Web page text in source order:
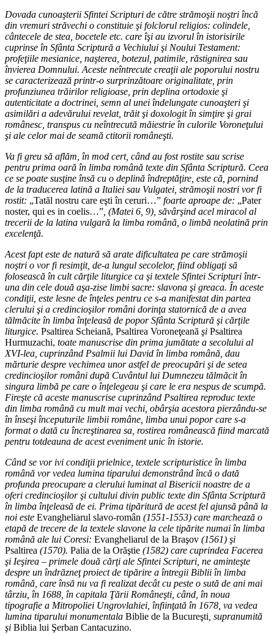
Dovada cunoaşterii Sfintei Scripturi de către strămoşii noştri încă
din vremuri străvechi o constituie şi folclorul religios: colindele,
cântecele de stea, bocetele etc. care îşi au izvorul în istorisirile
cuprinse în Sfânta Scriptură a Vechiului şi Noului Testament:
profeţiile mesianice, naşterea, botezul, patimile, răstignirea sau
învierea Domnului. Aceste neîntrecute creaţii ale poporului nostru
se caracterizează printr-o surprinzătoare originalitate, prin
profunziunea trăirilor religioase, prin deplina ortodoxie şi
autenticitate a doctrinei, semn al unei îndelungate cunoaşteri şi
asimilări a adevărului revelat, trăit şi doxologit în simţire şi grai
românesc, transpus cu neîntrecută măiestrie în culorile Voroneţului
şi ale celor mai de seamă ctitorii româneşti.
Va fi greu să aflăm, în mod cert, când au fost rostite sau scrise
pentru prima oară în limba română texte din Sfânta Scriptură. Ceea
ce se poate susţine însă cu o deplină îndreptăţire, este că, pornind
de la traducerea latină a Italiei sau Vulgatei, strămoşii nostri vor fi
rostit: „Tatăl nostru care eşti în ceruri…” foarte aproape de: „Pater
noster, qui es in coelis…” , (Matei 6, 9), săvârşind acel miracol al
trecerii de la latina vulgară la limba română, o limbă neolatină prin
excelenţă.
Acest fapt este de natură să arate dificultatea pe care strămoşii
noştri o vor fi resimţit, de-a lungul secolelor, fiind obligaţi să
folosească în cult cărţile liturgice ca şi textele Sfintei Scripturi într-
una din cele două aşa-zise limbi sacre: slavona şi greaca. În aceste
condiţii, este lesne de înţeles pentru ce s-a manifestat din partea
clerului şi a credincioşilor români dorinţa statornică de a avea
tălmăcite în limba înţeleasă de popor Sfânta Scriptură şi cărţile
liturgice. Psaltirea Scheiană, Psaltirea Voroneţeană şi Psaltirea
Hurmuzachi, toate manuscrise din prima jumătate a secolului al
XVI-lea, cuprinzând Psalmii lui David în limba română, dau
mărturie despre vechimea unor astfel de preocupări şi de setea
credincioşilor români după Cuvântul lui Dumnezeu tălmăcit în
singura limbă pe care o înţelegeau şi care le era nespus de scumpă.
Fireşte că aceste manuscrise cuprinzând Psaltirea reproduc texte
din limba română cu mult mai vechi, obârşia acestora pierzându-se
în înseşi începuturile limbii române, limba unui popor care s-a
format o dată cu încreştinarea sa, rostirea românească fiind marcată
pentru totdeauna de acest eveniment unic în istorie.
Când se vor ivi condiţii prielnice, textele scripturistice în limba
română vor vedea lumina tiparului demonstrând încă o dată
profunda preocupare a clerului luminat al Bisericii noastre de a
oferi credincioşilor şi cultului divin public texte din Sfânta Scriptură
în limba înţeleasă de ei. Prima tipăritură de acest fel ajunsă până la
noi este Evangheliarul slavo-român (1551-1553) care marchează o
etapă de trecere de la textele slavone la cele tipărite numai în limba
română ale lui Coresi: Evangheliarul de la Braşov (1561) şi
Psaltirea (1570). Palia de la Orăştie (1582) care cuprindea Facerea
şi Ieşirea – primele două cărţi ale Sfintei Scripturi, ne aminteşte
despre un îndrăzneţ proiect de tipărire a întregii Biblii în limba
română, care însă nu va fi realizat decât cu peste o sută de ani mai
târziu, în 1688, în capitala Ţării Româneşti, când, în noua
tipografie a Mitropoliei Ungrovlahiei, înfiinţată în 1678, va vedea
lumina tiparului monumentala Biblie de la Bucureşti , supranumită
şi Biblia lui Şerban Cantacuzino.